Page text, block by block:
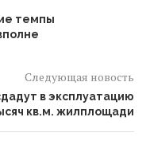
темпы
Следующая новость
в эксплуатацию
кв.м. жилплощади